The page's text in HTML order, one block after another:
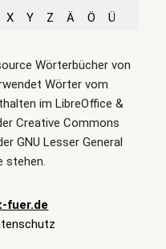
X Y Z Ä Ö Ü
Wörterbücher von
Wörter vom
im LibreOffice &
Creative Commons
GNU Lesser General
stehen.
fuer.de